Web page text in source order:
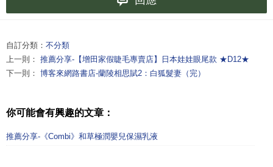
自訂分類： 不分類
上一則： 推薦分享-【增田家假睫毛專賣店】日本娃娃眼尾款 ★D12★
下一則： 博客來網路書店-蘭陵相思賦2：白狐髮妻（完）
你可能會有興趣的文章：
推薦分享-《Combi》和草極潤嬰兒保濕乳液